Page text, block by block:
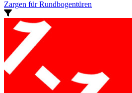
Zargen für Rundbogentüren